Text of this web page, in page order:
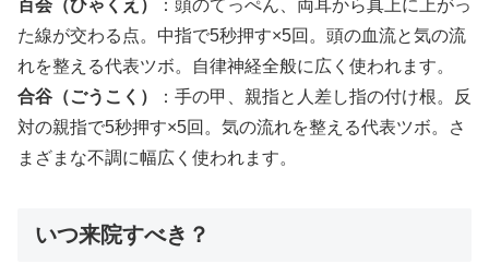
百会（ひゃくえ）
：頭のてっぺん、両耳から真上に上がっ
た線が交わる点。中指で5秒押す×5回。頭の血流と気の流
れを整える代表ツボ。自律神経全般に広く使われます。
合谷（ごうこく）
：手の甲、親指と人差し指の付け根。反
対の親指で5秒押す×5回。気の流れを整える代表ツボ。さ
まざまな不調に幅広く使われます。
いつ来院すべき？